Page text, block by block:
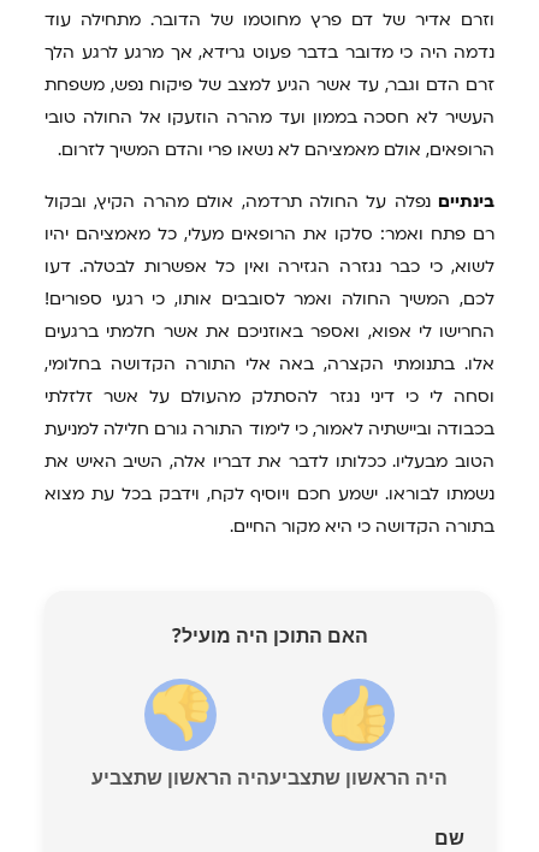
וזרם אדיר של דם פרץ מחוטמו של הדובר. מתחילה עוד
נדמה היה כי מדובר בדבר פעוט גרידא, אך מרגע לרגע הלך
זרם הדם וגבר, עד אשר הגיע למצב של פיקוח נפש, משפחת
העשיר לא חסכה בממון ועד מהרה הוזעקו אל החולה טובי
הרופאים, אולם מאמציהם לא נשאו פרי והדם המשיך לזרום.
בינתיים נפלה על החולה תרדמה, אולם מהרה הקיץ, ובקול
רם פתח ואמר: סלקו את הרופאים מעלי, כל מאמציהם יהיו
לשוא, כי כבר נגזרה הגזירה ואין כל אפשרות לבטלה. דעו
לכם, המשיך החולה ואמר לסובבים אותו, כי רגעי ספורים!
החרישו לי אפוא, ואספר באוזניכם את אשר חלמתי ברגעים
אלו. בתנומתי הקצרה, באה אלי התורה הקדושה בחלומי,
וסחה לי כי דיני נגזר להסתלק מהעולם על אשר זלזלתי
בכבודה וביישתיה לאמור, כי לימוד התורה גורם חלילה למניעת
הטוב מבעליו. ככלותו לדבר את דבריו אלה, השיב האיש את
נשמתו לבוראו. ישמע חכם ויוסיף לקח, וידבק בכל עת מצוא
בתורה הקדושה כי היא מקור החיים.
האם התוכן היה מועיל?
היה הראשון שתצביעהיה הראשון שתצביע
שם